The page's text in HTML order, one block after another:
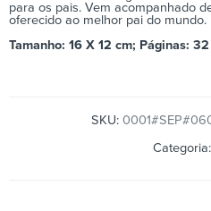
para os pais. Vem acompanhado
oferecido ao melhor pai do
Tamanho: 16 X 12 cm; Páginas: 32
SKU:
Categoria: